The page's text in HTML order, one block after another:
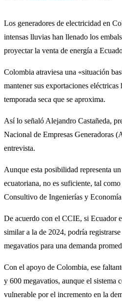
Los generadores de electricidad en
intensas lluvias han llenado los
proyectar la venta de energía a
Colombia atraviesa una «situación
mantener sus exportaciones eléctricas
temporada seca que se aproxima.
Así lo señaló Alejandro Castañeda,
Nacional de Empresas Generadoras
entrevista.
Aunque esta posibilidad representa
ecuatoriana, no es suficiente, tal
Consultivo de Ingenierías y
De acuerdo con el CCIE, si Ecuador
similar a la de 2024, podría
megavatios para una demanda
Con el apoyo de Colombia, ese
y 600 megavatios, aunque el sistema
vulnerable por el incremento en la